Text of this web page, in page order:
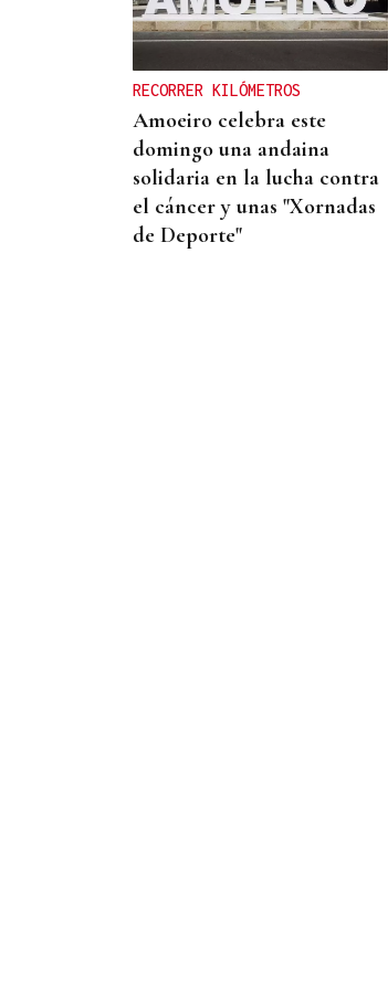
La Xunta, Confederación de
Empresarios de Galicia y
UGT pactan medidas para
reducir las bajas laborales
RECORRER KILÓMETROS
Amoeiro celebra este
domingo una andaina
solidaria en la lucha contra
el cáncer y unas "Xornadas
de Deporte"